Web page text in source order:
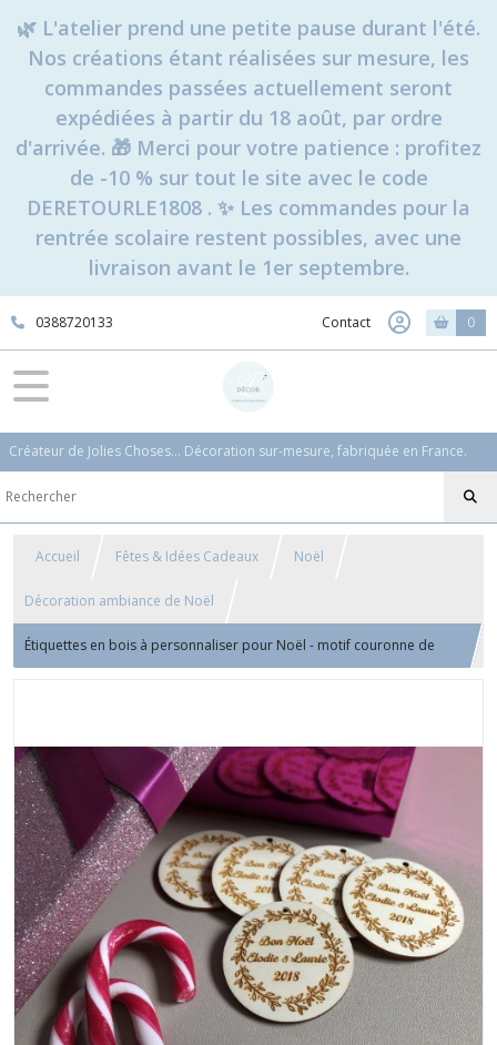
🌿 L'atelier prend une petite pause durant l'été.
Nos créations étant réalisées sur mesure, les
commandes passées actuellement seront
expédiées à partir du 18 août, par ordre
d'arrivée. 🎁 Merci pour votre patience : profitez
de -10 % sur tout le site avec le code
DERETOURLE1808 . ✨ Les commandes pour la
rentrée scolaire restent possibles, avec une
livraison avant le 1er septembre.
0388720133 Contact 0
Créateur de Jolies Choses... Décoration sur-mesure, fabriquée en France.
Accueil Fêtes & Idées Cadeaux Noël
Décoration ambiance de Noël
Étiquettes en bois à personnaliser pour Noël - motif couronne de